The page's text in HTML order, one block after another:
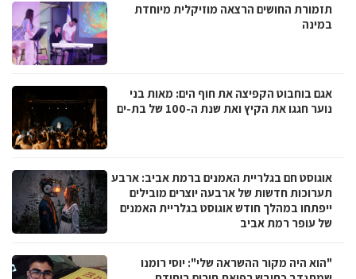
תזמורת החושים הרצאה מוזיקלית מיוחדת
במינה
אגם בוחבוט הקפיצה את חוף הים: מאות בני
נוער חגגו את הקיץ ואת שנת ה-100 של בת-ים
אוגוסט חם בגלריית האמנים ברמת אביב: ארבע
תערוכות חדשות של ארבעה יוצרים מובילים
ייפתחו במהלך חודש אוגוסט בגלריית האמנים
של עופר רמת אביב
"הוא היה מקור ההשראה שלי": יוסי רומנו